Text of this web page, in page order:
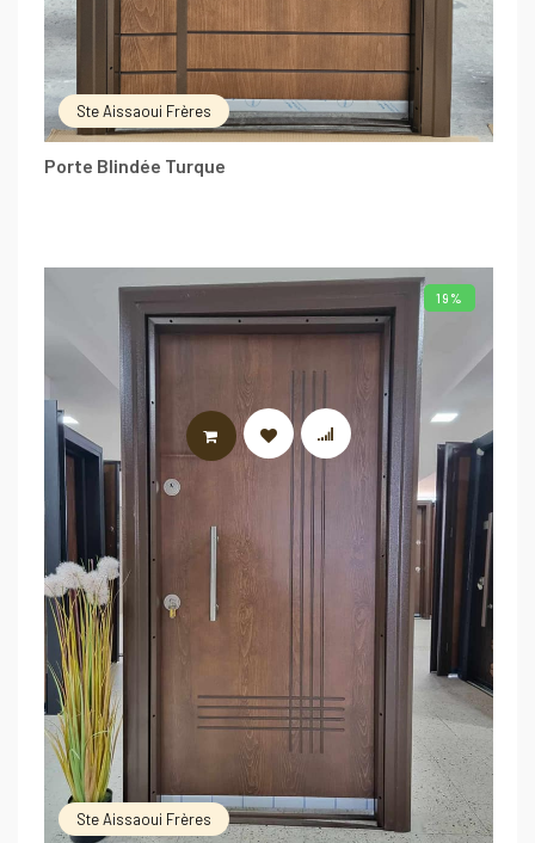
Ste Aissaoui Frères
Porte Blindée Turque
19%
Ste Aissaoui Frères
AJOUTER AU PANIER